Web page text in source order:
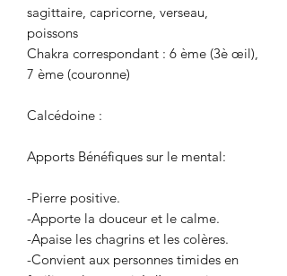
sagittaire, capricorne, verseau,
poissons
Chakra correspondant : 6 ème (3è œil),
7 ème (couronne)
Calcédoine :
Apports Bénéfiques sur le mental:
-Pierre positive.
-Apporte la douceur et le calme.
-Apaise les chagrins et les colères.
-Convient aux personnes timides en